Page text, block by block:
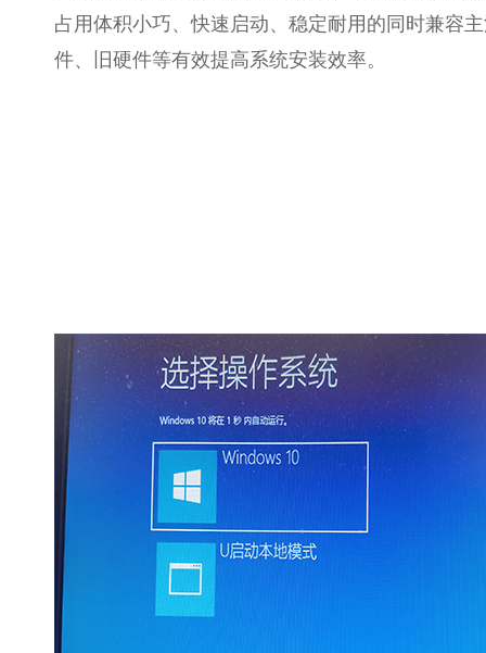
占用体积小巧、快速启动、稳定耐用的同时兼容
件、旧硬件等有效提高系统安装效率。